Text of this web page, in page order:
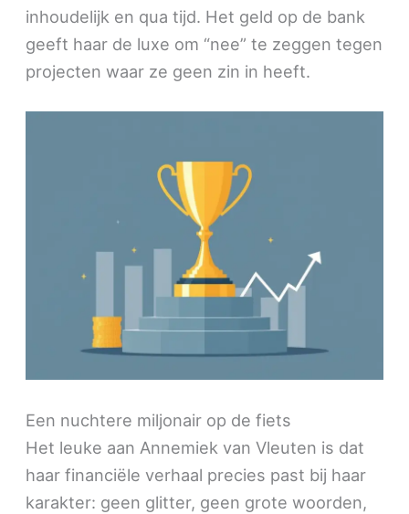
inhoudelijk en qua tijd. Het geld op de bank
geeft haar de luxe om “nee” te zeggen tegen
projecten waar ze geen zin in heeft.
Een nuchtere miljonair op de fiets
Het leuke aan Annemiek van Vleuten is dat
haar financiële verhaal precies past bij haar
karakter: geen glitter, geen grote woorden,